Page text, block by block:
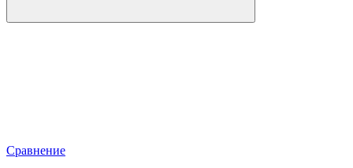
Сравнение